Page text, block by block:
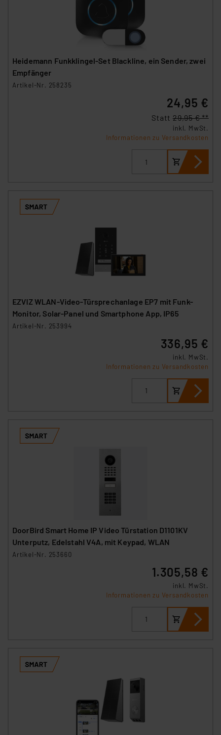
Heidemann Funkklingel-Set Blackline, ein Sender, zwei
Empfänger
Artikel-Nr. 258235
24,95 €
Statt 29,95 € **
inkl. MwSt.
Informationen zu Versandkosten
EZVIZ WLAN-Video-Türsprechanlage EP7 mit Funk-
Monitor, Solar-Panel und Smartphone App, IP65
Artikel-Nr. 253994
336,95 €
inkl. MwSt.
Informationen zu Versandkosten
DoorBird Smart Home IP Video Türstation D1101KV
Unterputz, Edelstahl V4A, mit Keypad, WLAN
Artikel-Nr. 253660
1.305,58 €
inkl. MwSt.
Informationen zu Versandkosten